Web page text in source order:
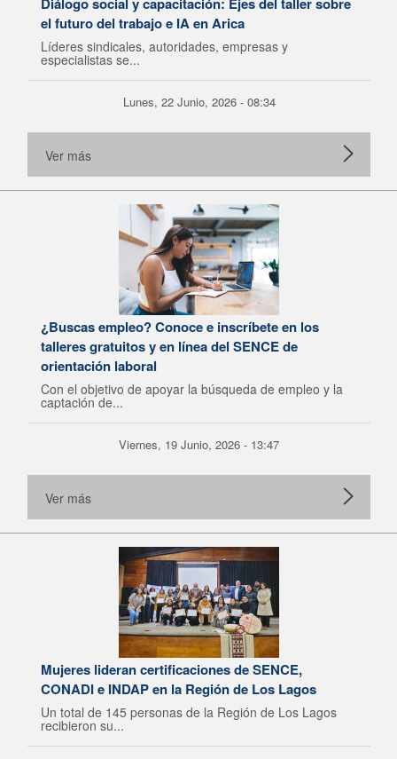
el futuro del trabajo e IA en Arica
Líderes sindicales, autoridades, empresas y
especialistas se...
Lunes, 22 Junio, 2026 - 08:34
Ver más
¿Buscas empleo? Conoce e inscríbete en los
talleres gratuitos y en línea del SENCE de
orientación laboral
Con el objetivo de apoyar la búsqueda de empleo y la
captación de...
Viernes, 19 Junio, 2026 - 13:47
Ver más
Mujeres lideran certificaciones de SENCE,
CONADI e INDAP en la Región de Los Lagos
Un total de 145 personas de la Región de Los Lagos
recibieron su...